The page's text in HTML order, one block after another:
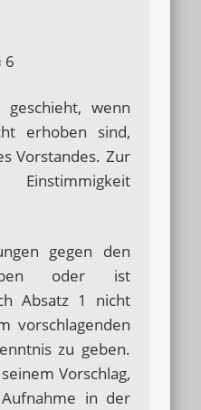
6
wenn
erhoben sind,
Vorstandes. Zur
gegen den
oder ist
Absatz 1 nicht
vorschlagenden
zu geben.
Vorschlag,
in der